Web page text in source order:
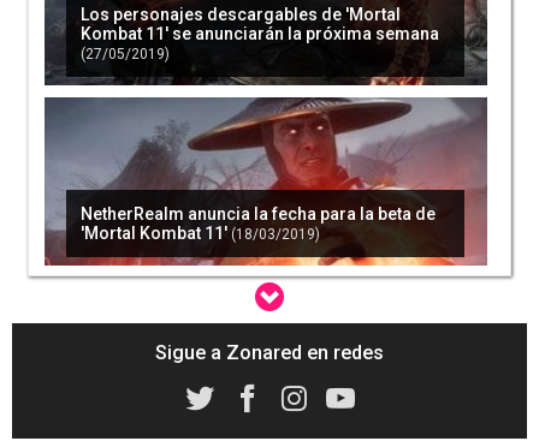
Los personajes descargables de 'Mortal
Kombat 11' se anunciarán la próxima semana
(27/05/2019)
NetherRealm anuncia la fecha para la beta de
'Mortal Kombat 11' (18/03/2019)
'Mortal Kombat 11' funcionará a 60 fps en
Nintendo Switch
(04/04/2019)
Sigue a Zonared en redes